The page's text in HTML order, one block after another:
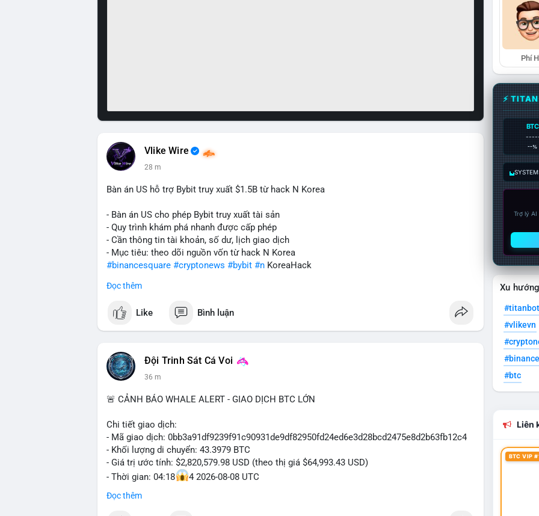
Vlike Wire
28 m
Bàn án US hỗ trợ Bybit truy xuất $1.5B từ hack N Korea
- Bàn án US cho phép Bybit truy xuất tài sản
- Quy trình khám phá nhanh được cấp phép
- Cần thông tin tài khoản, số dư, lịch giao dịch
- Mục tiêu: theo dõi nguồn vốn từ hack N Korea
#binancesquare #cryptonews #bybit #n KoreaHack
$btc $eth
#vlikevn #titanbot
Đọc thêm
Like Bình luận
Đội Trinh Sát Cá Voi
36 m
🚨 CẢNH BÁO WHALE ALERT - GIAO DỊCH BTC LỚN
Chi tiết giao dịch:
- Mã giao dịch: 0bb3a91df9239f91c90931de9df82950fd24ed6e3d28bcd2475e8d2b63fb12c4
- Khối lượng di chuyển: 43.3979 BTC
- Giá trị ước tính: $2,820,579.98 USD (theo thị giá $64,993.43 USD)
- Thời gian: 04:18
4 2026-08-08 UTC
Nhận định phân tích hành vi của Cá voi dựa trên giao dịch này: Khối lượng 43.3979 BTC
Đọc thêm
Phí
⚡
BTC
--%
Trợ lý
Xu
#titanbot
#vlikevn
#btc
Liên
BTC VIP